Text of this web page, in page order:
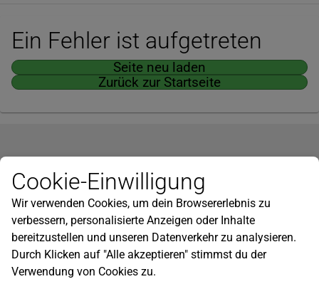
Ein Fehler ist aufgetreten
Seite neu laden
Zurück zur Startseite
Newsletter
Infos zu neuen Produkten, Gartentipps und mehr findest du in
unserem Newsletter!
Jetzt anmelden
Hilfe
Cookie-Einwilligung
Wir verwenden Cookies, um dein Browsererlebnis zu
verbessern, personalisierte Anzeigen oder Inhalte
bereitzustellen und unseren Datenverkehr zu analysieren.
Durch Klicken auf "Alle akzeptieren" stimmst du der
Verwendung von Cookies zu.